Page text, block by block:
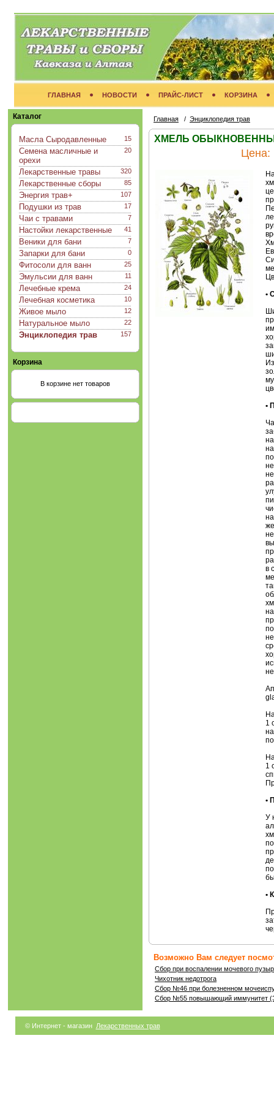
ГЛАВНАЯ НОВОСТИ ПРАЙС-ЛИСТ КОРЗИНА
Каталог
15
Масла Сыродавленные
20
Семена масличные и
орехи
320
Лекарственные травы
85
Лекарственные сборы
107
Энергия трав+
17
Подушки из трав
7
Чаи с травами
41
Настойки лекарственные
7
Веники для бани
0
Запарки для бани
25
Фитосоли для ванн
11
Эмульсии для ванн
24
Лечебные крема
10
Лечебная косметика
12
Живое мыло
22
Натуральное мыло
157
Энциклопедия трав
Корзина
В корзине нет товаров
Главная / Энциклопедия трав
ХМЕЛЬ
Цена:
•
•
в
1
1
•
У
•
Возможно Вам следует
Сбор при воспалении мочевого
Чихотник недотрога
Сбор №46 при болезненном
Сбор №55 повышающий иммунитет
© Интернет - магазин Лекарственных трав